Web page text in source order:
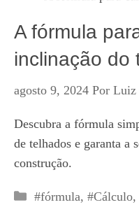
A fórmula
inclinação do
agosto 9, 2024 Por Luiz
Descubra a fórmula
de telhados e garanta a
construção.
Categorias
#fórmula, #Cálculo,